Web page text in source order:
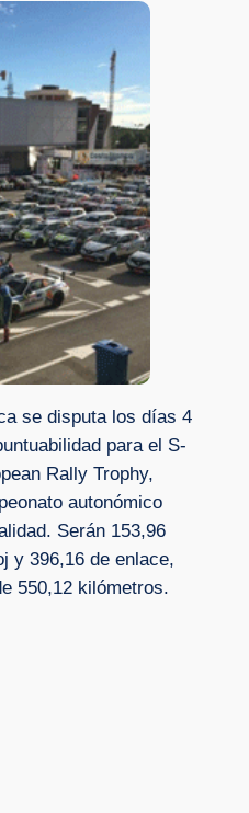
se disputa los días 4
para el S-
Rally Trophy,
autonómico
Serán 153,96
y 396,16 de enlace,
550,12 kilómetros.